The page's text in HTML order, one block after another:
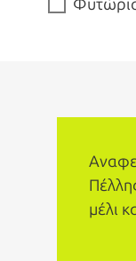
μέλι